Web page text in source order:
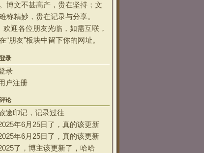
博文不甚高产，贵在坚持；文
称精妙，贵在记录与分享。
迎各位朋友光临，如需互联，
“朋友”板块中留下你的网址。
录
录
户注册
论
途印记，记录过往
年6月25日了，真的该更新
。 ~~年6月25日了，真的该更新
。 了，博主该更新了，哈哈